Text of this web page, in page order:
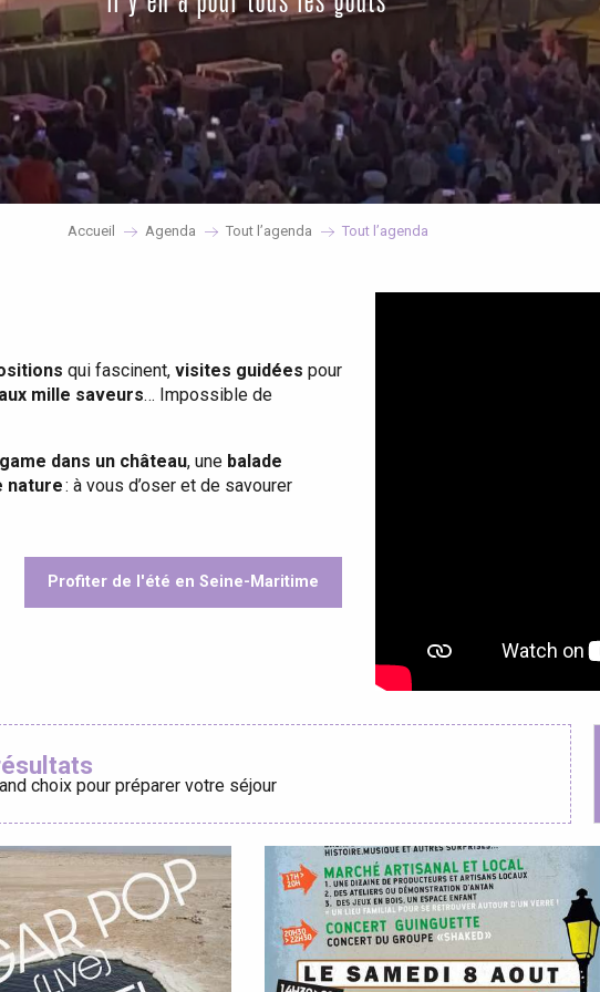
Accueil Agenda Tout l’agenda Tout l’agenda
qui fascinent, visites guidées pour
mille saveurs… Impossible de
dans un château, une balade
nature: à vous d’oser et de savourer
Profiter de l'été en Seine-Maritime
choix pour préparer votre séjour